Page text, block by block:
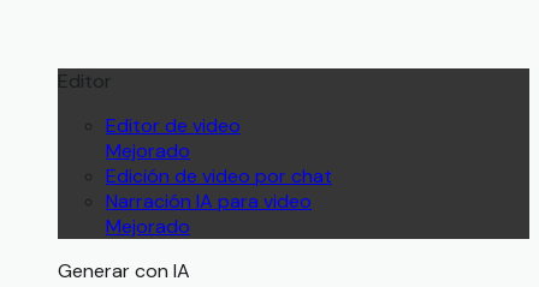
Editor
Editor de video
Mejorado
Edición de video por chat
Narración IA para video
Mejorado
Generar con IA